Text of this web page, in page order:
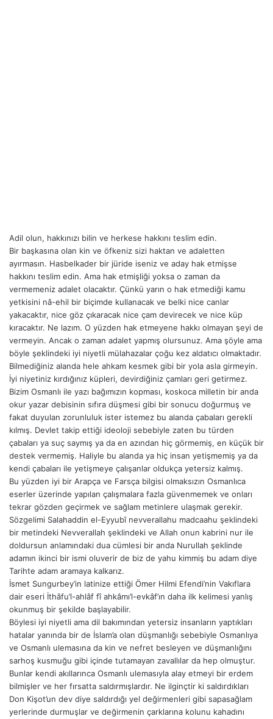
Adil olun, hakkınızı bilin ve herkese hakkını teslim edin.
Bir başkasına olan kin ve öfkeniz sizi haktan ve adaletten
ayırmasın. Hasbelkader bir jüride iseniz ve aday hak etmişse
hakkını teslim edin. Ama hak etmişliği yoksa o zaman da
vermemeniz adalet olacaktır. Çünkü yarın o hak etmediği kamu
yetkisini nâ-ehil bir biçimde kullanacak ve belki nice canlar
yakacaktır, nice göz çıkaracak nice çam devirecek ve nice küp
kıracaktır. Ne lazım. O yüzden hak etmeyene hakkı olmayan şeyi de
vermeyin. Ancak o zaman adalet yapmış olursunuz. Ama şöyle ama
böyle şeklindeki iyi niyetli mülahazalar çoğu kez aldatıcı olmaktadır.
Bilmediğiniz alanda hele ahkam kesmek gibi bir yola asla girmeyin.
İyi niyetiniz kırdığınız küpleri, devirdiğiniz çamları geri getirmez.
Bizim Osmanlı ile yazı bağımızın kopması, koskoca milletin bir anda
okur yazar debisinin sıfıra düşmesi gibi bir sonucu doğurmuş ve
fakat duyulan zorunluluk ister istemez bu alanda çabaları gerekli
kılmış. Devlet takip ettiği ideoloji sebebiyle zaten bu türden
çabaları ya suç saymış ya da en azından hiç görmemiş, en küçük bir
destek vermemiş. Haliyle bu alanda ya hiç insan yetişmemiş ya da
kendi çabaları ile yetişmeye çalışanlar oldukça yetersiz kalmış.
Bu yüzden iyi bir Arapça ve Farsça bilgisi olmaksızın Osmanlıca
eserler üzerinde yapılan çalışmalara fazla güvenmemek ve onları
tekrar gözden geçirmek ve sağlam metinlere ulaşmak gerekir.
Sözgelimi Salahaddin el-Eyyubî nevverallahu madcaahu şeklindeki
bir metindeki Nevverallah şeklindeki ve Allah onun kabrini nur ile
doldursun anlamındaki dua cümlesi bir anda Nurullah şeklinde
adamın ikinci bir ismi oluverir de biz de yahu kimmiş bu adam diye
Tarihte adam aramaya kalkarız.
İsmet Sungurbey’in latinize ettiği Ömer Hilmi Efendi’nin Vakıflara
dair eseri İthâfu’l-ahlâf fî ahkâmı’l-evkâf’ın daha ilk kelimesi yanlış
okunmuş bir şekilde başlayabilir.
Böylesi iyi niyetli ama dil bakımından yetersiz insanların yaptıkları
hatalar yanında bir de İslam’a olan düşmanlığı sebebiyle Osmanlıya
ve Osmanlı ulemasına da kin ve nefret besleyen ve düşmanlığını
sarhoş kusmuğu gibi içinde tutamayan zavallılar da hep olmuştur.
Bunlar kendi akıllarınca Osmanlı ulemasıyla alay etmeyi bir erdem
bilmişler ve her fırsatta saldırmışlardır. Ne ilginçtir ki saldırdıkları
Don Kişot’un dev diye saldırdığı yel değirmenleri gibi sapasağlam
yerlerinde durmuşlar ve değirmenin çarklarına kolunu kahadını